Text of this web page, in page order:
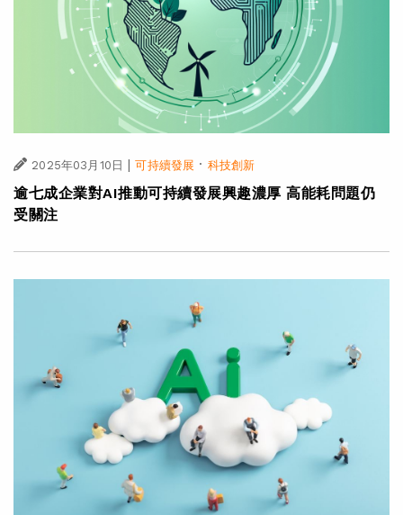
2025年03月10日 | 可持續發展 · 科技創新
逾七成企業對AI推動可持續發展興趣濃厚 高能耗問題仍
受關注